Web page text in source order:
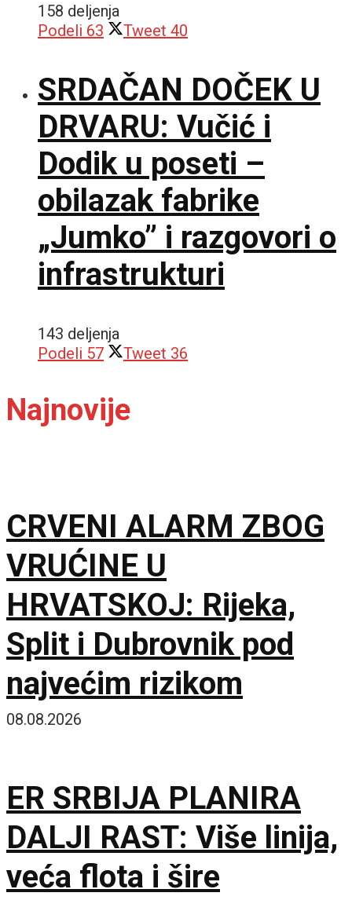
158 deljenja
Podeli 63 Tweet 40
SRDAČAN DOČEK U
DRVARU: Vučić i
Dodik u poseti –
obilazak fabrike
„Jumko” i razgovori o
infrastrukturi
143 deljenja
Podeli 57 Tweet 36
Najnovije
CRVENI ALARM ZBOG
VRUĆINE U
HRVATSKOJ: Rijeka,
Split i Dubrovnik pod
najvećim rizikom
08.08.2026
ER SRBIJA PLANIRA
DALJI RAST: Više linija,
veća flota i šire